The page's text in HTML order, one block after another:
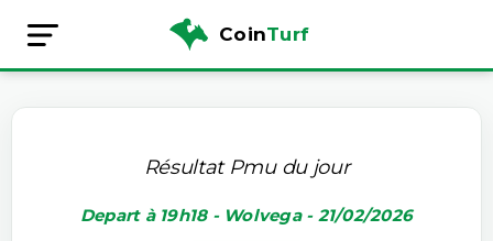
CoinTurf
Résultat Pmu du jour
Depart à 19h18 - Wolvega - 21/02/2026